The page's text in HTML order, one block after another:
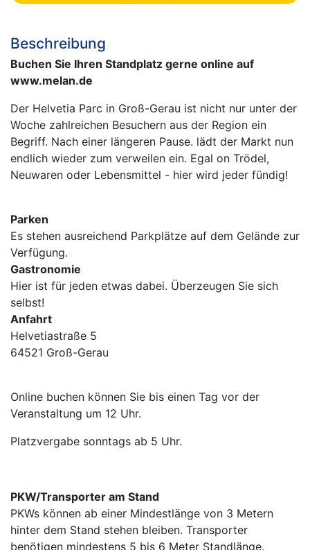
Beschreibung
Buchen Sie Ihren Standplatz gerne online auf
www.melan.de
Der Helvetia Parc in Groß-Gerau ist nicht nur unter der
Woche zahlreichen Besuchern aus der Region ein
Begriff. Nach einer längeren Pause. lädt der Markt nun
endlich wieder zum verweilen ein. Egal on Trödel,
Neuwaren oder Lebensmittel - hier wird jeder fündig!
Parken
Es stehen ausreichend Parkplätze auf dem Gelände zur
Verfügung.
Gastronomie
Hier ist für jeden etwas dabei. Überzeugen Sie sich
selbst!
Anfahrt
Helvetiastraße 5
64521 Groß-Gerau
Online buchen können Sie bis einen Tag vor der
Veranstaltung um 12 Uhr.
Platzvergabe sonntags ab 5 Uhr.
PKW/Transporter am Stand
PKWs können ab einer Mindestlänge von 3 Metern
hinter dem Stand stehen bleiben. Transporter
benötigen mindestens 5 bis 6 Meter Standlänge.